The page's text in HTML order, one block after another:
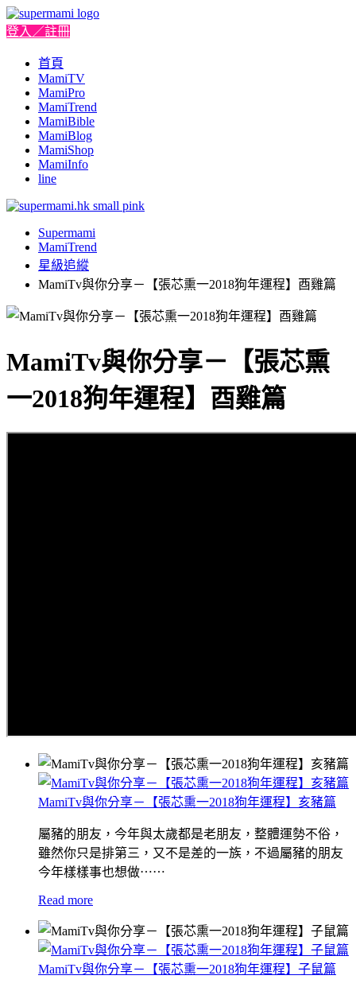
登入／註冊
首頁
MamiTV
MamiPro
MamiTrend
MamiBible
MamiBlog
MamiShop
MamiInfo
line
Supermami
MamiTrend
星級追縱
MamiTv與你分享－【張芯熏一2018狗年運程】酉雞篇
MamiTv與你分享－【張芯熏
一2018狗年運程】酉雞篇
MamiTv與你分享－【張芯熏一2018狗年運程】亥豬篇
屬豬的朋友，今年與太歲都是老朋友，整體運勢不俗，
雖然你只是排第三，又不是差的一族，不過屬豬的朋友
今年樣樣事也想做⋯⋯
Read more
MamiTv與你分享－【張芯熏一2018狗年運程】子鼠篇